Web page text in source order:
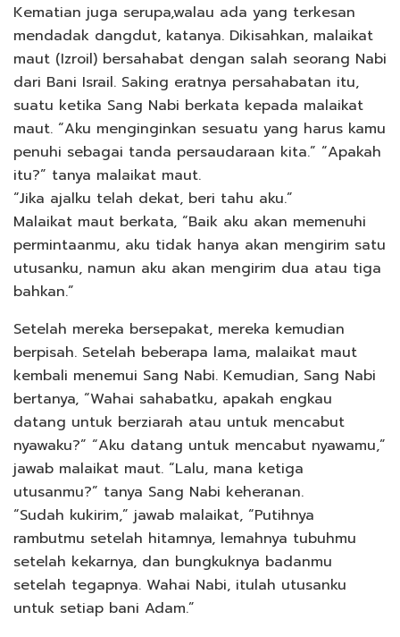
Kematian juga serupa,walau ada yang terkesan
mendadak dangdut, katanya. Dikisahkan, malaikat
maut (Izroil) bersahabat dengan salah seorang Nabi
dari Bani Israil. Saking eratnya persahabatan itu,
suatu ketika Sang Nabi berkata kepada malaikat
maut. “Aku menginginkan sesuatu yang harus kamu
penuhi sebagai tanda persaudaraan kita.” “Apakah
itu?” tanya malaikat maut.
“Jika ajalku telah dekat, beri tahu aku.”
Malaikat maut berkata, “Baik aku akan memenuhi
permintaanmu, aku tidak hanya akan mengirim satu
utusanku, namun aku akan mengirim dua atau tiga
bahkan.”
Setelah mereka bersepakat, mereka kemudian
berpisah. Setelah beberapa lama, malaikat maut
kembali menemui Sang Nabi. Kemudian, Sang Nabi
bertanya, “Wahai sahabatku, apakah engkau
datang untuk berziarah atau untuk mencabut
nyawaku?” “Aku datang untuk mencabut nyawamu,”
jawab malaikat maut. “Lalu, mana ketiga
utusanmu?” tanya Sang Nabi keheranan.
“Sudah kukirim,” jawab malaikat, “Putihnya
rambutmu setelah hitamnya, lemahnya tubuhmu
setelah kekarnya, dan bungkuknya badanmu
setelah tegapnya. Wahai Nabi, itulah utusanku
untuk setiap bani Adam.”